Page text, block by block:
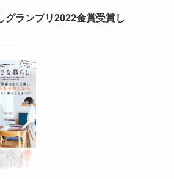
グランプリ2022金賞受賞し